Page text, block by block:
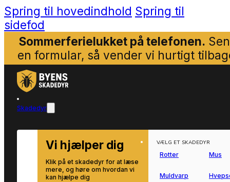
Spring til hovedindhold Spring til
sidefod
Sommerferielukket på telefonen.
en formular, så vender vi hurtigt
Skadedyr
Vi hjælper dig
Klik på et skadedyr for at læse
mere, og høre om hvordan vi
kan hjælpe dig
VÆLG ET SKADEDYR
Rotter Mus
Muldvarp